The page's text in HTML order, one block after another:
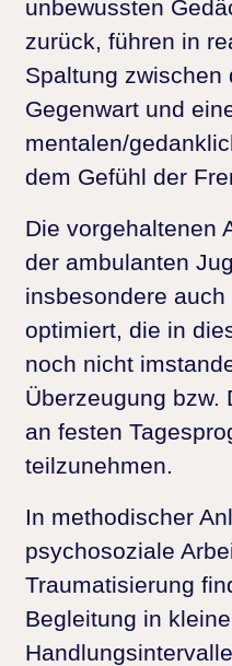
unbewussten
zurück, führen in
Spaltung zwischen
Gegenwart und
mentalen/
dem Gefühl der
Die vorgehaltenen
der ambulanten
insbesondere
optimiert, die in
noch nicht
Überzeugung bzw.
an festen
teilzunehmen.
In methodischer
psychosoziale
Traumatisierung
Begleitung in